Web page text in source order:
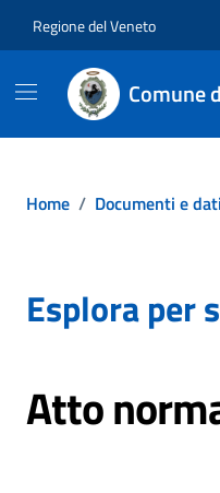
Regione del Veneto
Comune
Home / Documenti e dati
Esplora per
Atto